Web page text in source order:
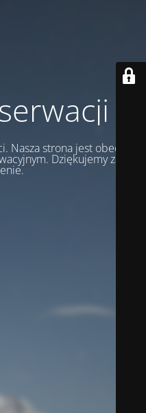
Nasza strona jest obecnie
Dziękujemy za